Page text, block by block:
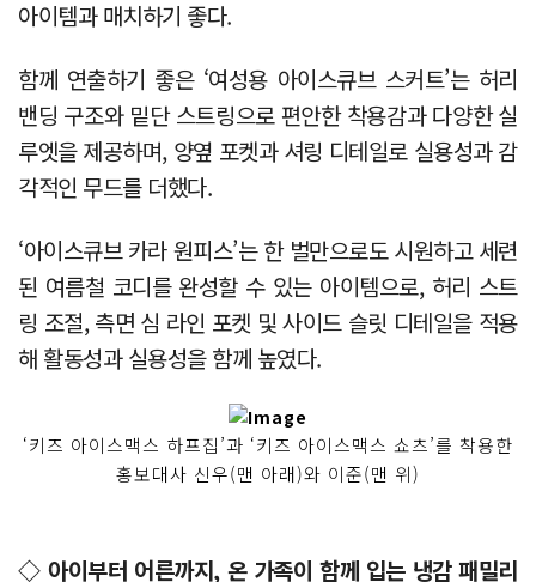
아이템과 매치하기 좋다.
함께 연출하기 좋은 ‘여성용 아이스큐브 스커트’는 허리
밴딩 구조와 밑단 스트링으로 편안한 착용감과 다양한 실
루엣을 제공하며, 양옆 포켓과 셔링 디테일로 실용성과 감
각적인 무드를 더했다.
‘아이스큐브 카라 원피스’는 한 벌만으로도 시원하고 세련
된 여름철 코디를 완성할 수 있는 아이템으로, 허리 스트
링 조절, 측면 심 라인 포켓 및 사이드 슬릿 디테일을 적용
해 활동성과 실용성을 함께 높였다.
‘키즈 아이스맥스 하프집’과 ‘키즈 아이스맥스 쇼츠’를 착용한
홍보대사 신우(맨 아래)와 이준(맨 위)
◇ 아이부터 어른까지, 온 가족이 함께 입는 냉감 패밀리